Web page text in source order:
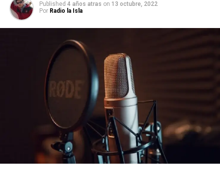
Published 4 años atras on 13 octubre, 2022
Por Radio la Isla